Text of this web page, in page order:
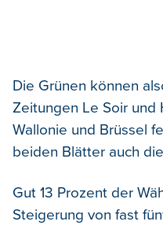
Die Grünen können
Zeitungen Le Soir
Wallonie und Brüssel
beiden Blätter auch
Gut 13 Prozent der
Steigerung von fast